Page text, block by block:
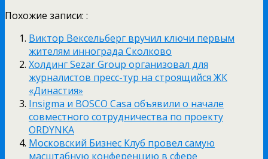
Похожие записи: :
Виктор Вексельберг вручил ключи первым
жителям иннограда Сколково
Холдинг Sezar Group организовал для
журналистов пресс-тур на строящийся ЖК
«Династия»
Insigma и BOSCO Casa объявили о начале
совместного сотрудничества по проекту
ORDYNKA
Московский Бизнес Клуб провел самую
масштабную конференцию в сфере